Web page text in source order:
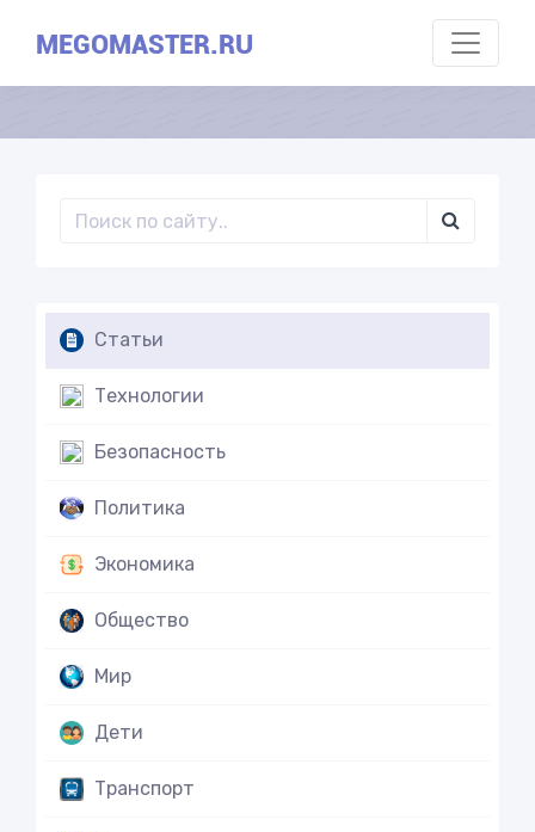
MEGOMASTER.RU
Статьи
Технологии
Безопасность
Политика
Экономика
Общество
Мир
Дети
Транспорт